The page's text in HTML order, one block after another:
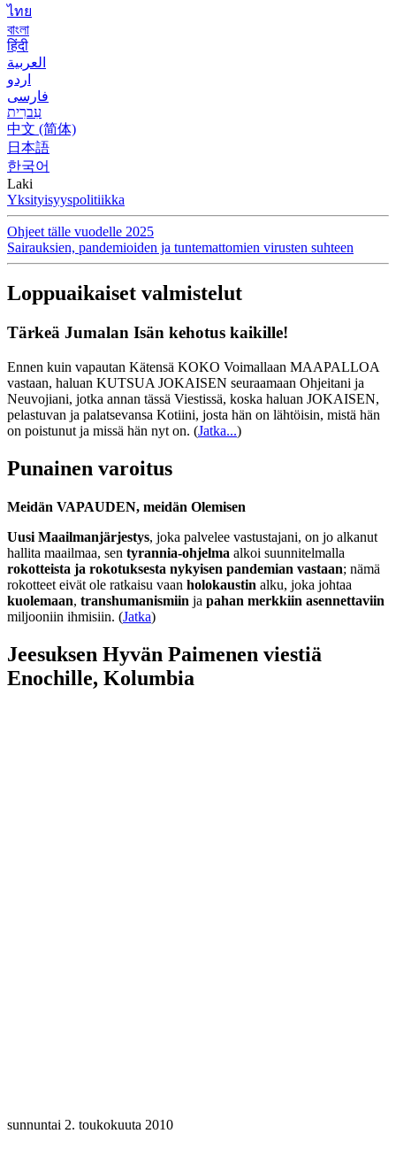
ไทย
বাংলা
हिंदी
العربية
اردو
فارسی
עִברִית
中文 (简体)
日本語
한국어
Laki
Yksityisyyspolitiikka
Ohjeet tälle vuodelle 2025
Sairauksien, pandemioiden ja tuntemattomien virusten suhteen
Loppuaikaiset valmistelut
Tärkeä Jumalan Isän kehotus kaikille!
Ennen kuin vapautan Kätensä KOKO Voimallaan MAAPALLOA
vastaan, haluan KUTSUA JOKAISEN seuraamaan Ohjeitani ja
Neuvojiani, jotka annan tässä Viestissä, koska haluan JOKAISEN,
pelastuvan ja palatsevansa Kotiini, josta hän on lähtöisin, mistä hän
on poistunut ja missä hän nyt on. (Jatka...)
Punainen varoitus
Meidän VAPAUDEN, meidän Olemisen
Uusi Maailmanjärjestys, joka palvelee vastustajani, on jo alkanut
hallita maailmaa, sen tyrannia-ohjelma alkoi suunnitelmalla
rokotteista ja rokotuksesta nykyisen pandemian vastaan; nämä
rokotteet eivät ole ratkaisu vaan holokaustin alku, joka johtaa
kuolemaan, transhumanismiin ja pahan merkkiin asennettaviin
miljooniin ihmisiin. (Jatka)
Jeesuksen Hyvän Paimenen viestiä
Enochille, Kolumbia
sunnuntai 2. toukokuuta 2010